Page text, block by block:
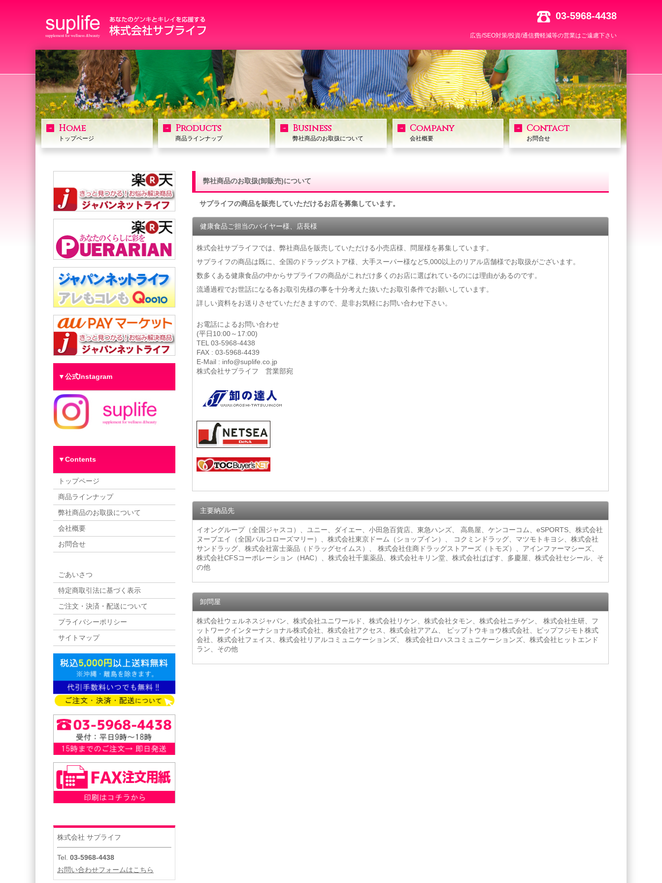
03-5968-4438
広告/SEO対策/投資/通信費軽減等の営業はご遠慮下さい
Home
トップページ
Products
商品ラインナップ
Business
弊社商品のお取扱について
Company
会社概要
Contact
お問合せ
弊社商品のお取扱(卸販売)について
サプライフの商品を販売していただけるお店を募集しています。
健康食品ご担当のバイヤー様、店長様
株式会社サプライフでは、弊社商品を販売していただける小売店様、問屋様を募集しています。
サプライフの商品は既に、全国のドラッグストア様、大手スーパー様など5,000以上のリアル店舗様でお取扱がございます。
数多くある健康食品の中からサプライフの商品がこれだけ多くのお店に選ばれているのには理由があるのです。
流通過程でお世話になる各お取引先様の事を十分考えた抜いたお取引条件でお願いしています。
詳しい資料をお送りさせていただきますので、是非お気軽にお問い合わせ下さい。
お電話によるお問い合わせ
(平日10:00～17:00)
TEL 03-5968-4438
FAX : 03-5968-4439
E-Mail : info@suplife.co.jp
株式会社サプライフ 営業部宛
主要納品先
イオングループ（全国ジャスコ）、ユニー、ダイエー、小田急百貨店、東急ハンズ、 高島屋、ケンコーコム、eSPORTS、株式会社
ヌーブエイ（全国パルコローズマリー）、株式会社東京ドーム（ショップイン）、 コクミンドラッグ、マツモトキヨシ、株式会社
サンドラッグ、株式会社富士薬品（ドラッグセイムス）、 株式会社住商ドラッグストアーズ（トモズ）、アインファーマシーズ、
株式会社CFSコーポレーション（HAC）、株式会社千葉薬品、株式会社キリン堂、株式会社ぱぱす、多慶屋、株式会社セシール、そ
の他
卸問屋
株式会社ウェルネスジャパン、株式会社ユニワールド、株式会社リケン、株式会社タモン、株式会社ニチゲン、 株式会社生研、フ
ットワークインターナショナル株式会社、株式会社アクセス、株式会社アアム、 ピップトウキョウ株式会社、ピップフジモト株式
会社、株式会社フェイス、株式会社リアルコミュニケーションズ、 株式会社ロハスコミュニケーションズ、株式会社ヒットエンド
ラン、その他
▼公式Instagram
▼Contents
トップページ
商品ラインナップ
弊社商品のお取扱について
会社概要
お問合せ
ごあいさつ
特定商取引法に基づく表示
ご注文・決済・配送について
プライバシーポリシー
サイトマップ
株式会社 サプライフ
Tel. 03-5968-4438
お問い合わせフォームはこちら